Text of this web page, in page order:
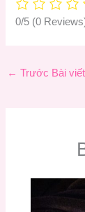
0/5 (0
← Trước Bài viết